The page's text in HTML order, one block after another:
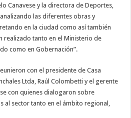
Canavese y la directora de Deportes,
las diferentes obras y
en la ciudad como así también
realizado tanto en el Ministerio de
como en Gobernación”.
con el presidente de Casa
Ltda, Raúl Colombetti y el gerente
con quienes dialogaron sobre
al sector tanto en el ámbito regional,